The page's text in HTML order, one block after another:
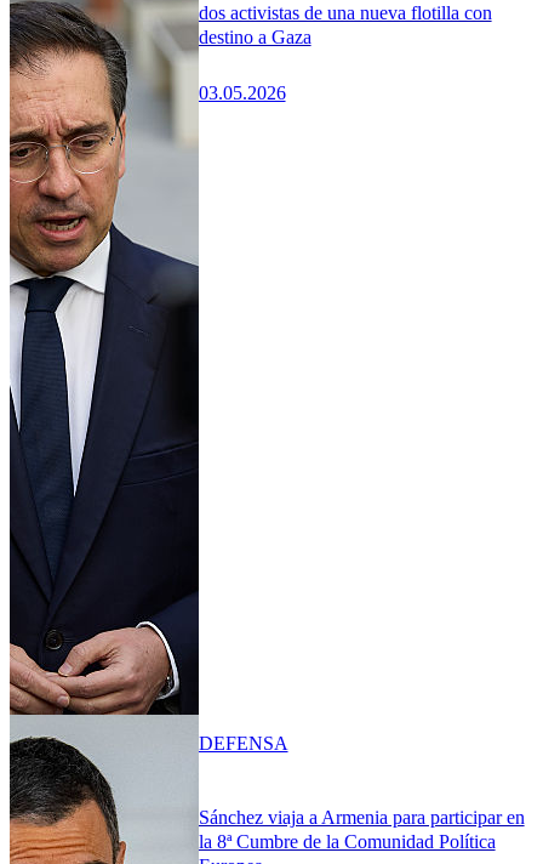
dos activistas de una nueva flotilla con
destino a Gaza
03.05.2026
Sánchez viaja a Armenia para participar en
la 8ª Cumbre de la Comunidad Política
DEFENSA